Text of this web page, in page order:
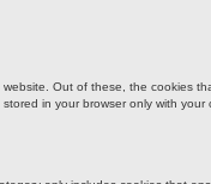
Out of these, the cookies
in your browser only with